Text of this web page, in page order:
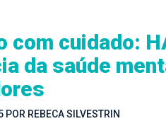
com cuidado:
da saúde
POR REBECA SILVESTRIN